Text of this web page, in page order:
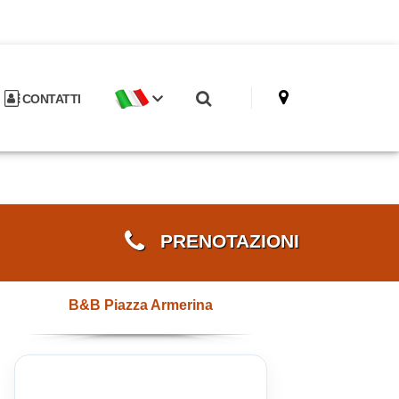
CONTATTI
PRENOTAZIONI
B&B Piazza Armerina